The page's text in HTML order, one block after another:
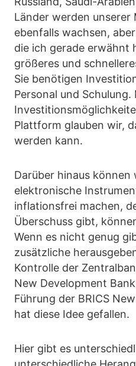
Länder werden unserer
ebenfalls wachsen,
die ich gerade erwähnt
größeres und
Sie benötigen
Personal und Schulung.
Plattform glauben wir,
werden kann.
Darüber hinaus
elektronische
inflationsfrei machen,
Überschuss gibt,
Wenn es nicht genug
zusätzliche
Kontrolle der
New Development
Führung der BRICS
hat diese Idee gefallen.
Hier gibt es